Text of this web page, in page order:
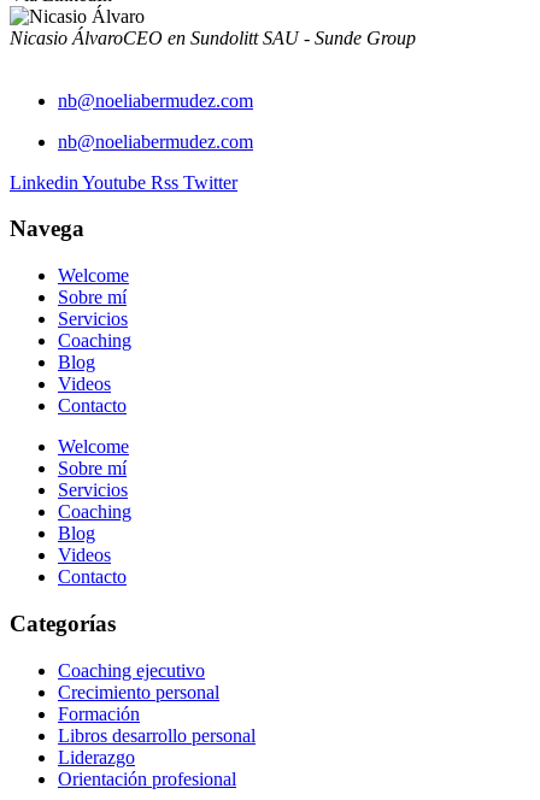
Nicasio ÁlvaroCEO en Sundolitt SAU - Sunde Group
nb@noeliabermudez.com
nb@noeliabermudez.com
Linkedin Youtube Rss Twitter
Navega
Welcome
Sobre mí
Servicios
Coaching
Blog
Videos
Contacto
Welcome
Sobre mí
Servicios
Coaching
Blog
Videos
Contacto
Categorías
Coaching ejecutivo
Crecimiento personal
Formación
Libros desarrollo personal
Liderazgo
Orientación profesional